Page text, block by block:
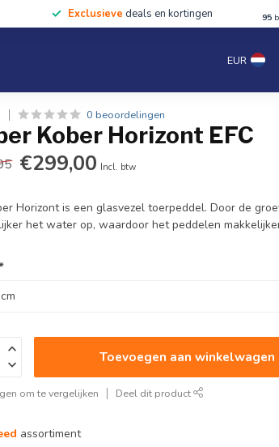
Exclusieve deals en kortingen 95
EUR
& Tochten Tentipi Blog Spaar
0 beoordelingen
Kober Horizont EFC
€299,00 Incl. btw
Horizont is een glasvezel toerpeddel. Door de
het water op, waardoor het peddelen
Toevoegen aan winkelwagen
om te vergelijken Deel dit product
assortiment